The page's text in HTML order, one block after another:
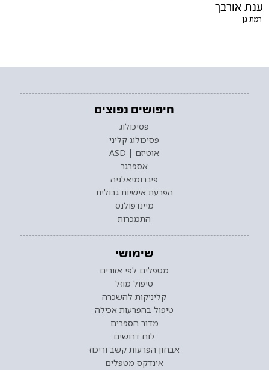
ענת אורבך
רמת גן
חיפושים נפוצים
פסיכולוג
פסיכולוג קליני
אוטיזם | ASD
אספרגר
פיברומיאלגיה
הפרעת אישיות גבולית
מיינדפולנס
התמכרות
שימושי
מטפלים לפי אזורים
טיפול מוזל
קליניקות להשכרה
טיפול בהפרעות אכילה
מדור הספרים
לוח דרושים
אבחון הפרעות קשב וריכוז
אינדקס מטפלים